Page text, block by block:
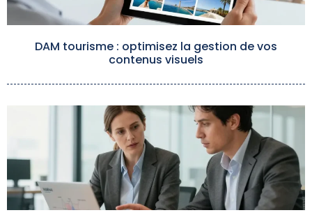
DAM tourisme : optimisez la gestion de vos
contenus visuels